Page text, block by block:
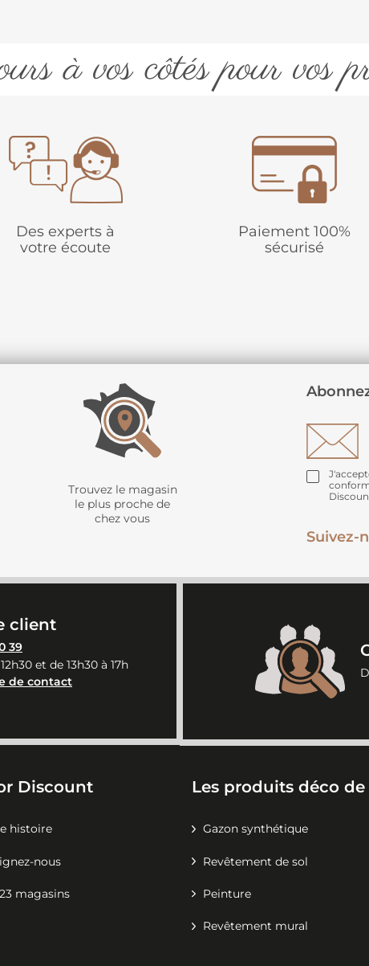
à vos côtés pour vos
Des experts à
votre écoute
Paiement 100%
sécurisé
Trouvez le magasin
le plus proche de
chez vous
Suivez-
client
39
et de 13h30 à 17h
de contact
Discount
histoire
nous
magasins
Les produits déco
Gazon synthétique
Revêtement de sol
Peinture
Revêtement mural